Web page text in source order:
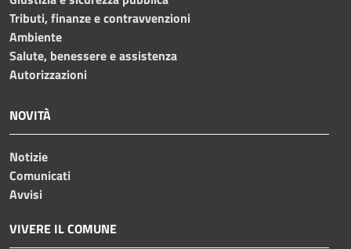
Tributi, finanze e contravvenzioni
Ambiente
Salute, benessere e assistenza
Autorizzazioni
NOVITÀ
Notizie
Comunicati
Avvisi
VIVERE IL COMUNE